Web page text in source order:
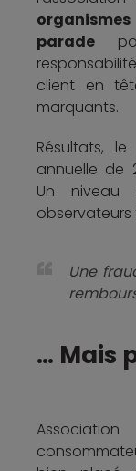
parade
client en
marquants.
Résultats,
annuelle de
Un niveau
Une
… Mais